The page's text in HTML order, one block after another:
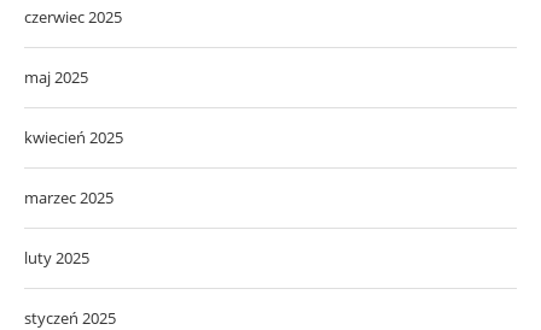
czerwiec 2025
maj 2025
kwiecień 2025
marzec 2025
luty 2025
styczeń 2025